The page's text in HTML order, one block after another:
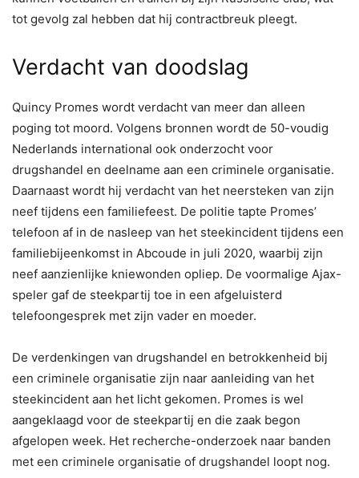
tot gevolg zal hebben dat hij contractbreuk pleegt.
Verdacht van doodslag
Quincy Promes wordt verdacht van meer dan alleen
poging tot moord. Volgens bronnen wordt de 50-voudig
Nederlands international ook onderzocht voor
drugshandel en deelname aan een criminele organisatie.
Daarnaast wordt hij verdacht van het neersteken van zijn
neef tijdens een familiefeest. De politie tapte Promes’
telefoon af in de nasleep van het steekincident tijdens een
familiebijeenkomst in Abcoude in juli 2020, waarbij zijn
neef aanzienlijke kniewonden opliep. De voormalige Ajax-
speler gaf de steekpartij toe in een afgeluisterd
telefoongesprek met zijn vader en moeder.
De verdenkingen van drugshandel en betrokkenheid bij
een criminele organisatie zijn naar aanleiding van het
steekincident aan het licht gekomen. Promes is wel
aangeklaagd voor de steekpartij en die zaak begon
afgelopen week. Het recherche-onderzoek naar banden
met een criminele organisatie of drugshandel loopt nog.